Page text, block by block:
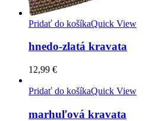
Pridať do košíkaQuick View
hnedo-zlatá kravata
12,99 €
Pridať do košíkaQuick View
marhuľová kravata